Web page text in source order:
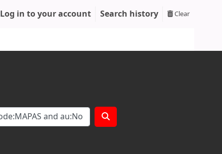
Log in to your account Search history Clear